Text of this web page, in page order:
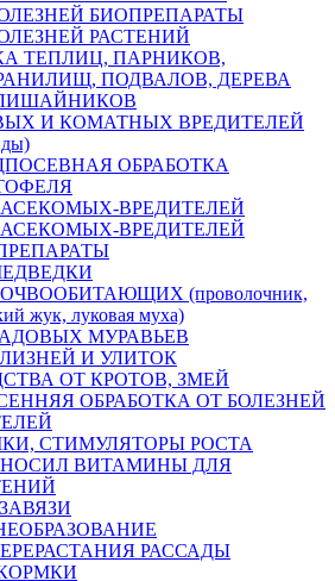
БИОПРЕПАРАТЫ
РАСТЕНИЙ
ТЕПЛИЦ, ПАРНИКОВ,
ПОДВАЛОВ, ДЕРЕВА
И КОМАТНЫХ ВРЕДИТЕЛЕЙ
ОБРАБОТКА
ВРЕДИТЕЛЕЙ
ВРЕДИТЕЛЕЙ
(проволочник,
жук, луковая муха)
МУРАВЬЕВ
И УЛИТОК
ОТ КРОТОВ, ЗМЕЙ
ОБРАБОТКА ОТ БОЛЕЗНЕЙ
СТИМУЛЯТОРЫ РОСТА
ВИТАМИНЫ ДЛЯ
РАССАДЫ